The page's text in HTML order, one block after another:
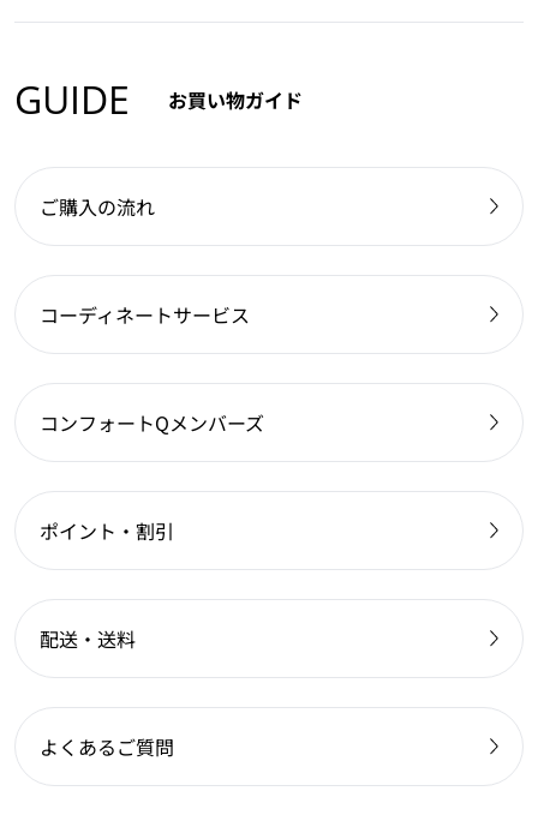
GUIDE お買い物ガイド
ご購入の流れ
コーディネートサービス
コンフォートQメンバーズ
ポイント・割引
配送・送料
よくあるご質問